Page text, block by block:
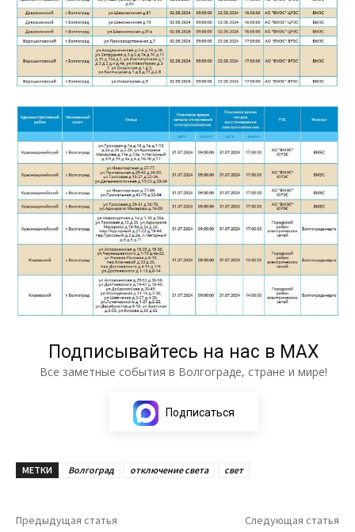
Подписывайтесь на нас в МАХ
Все заметные события в Волгограде, стране и мире!
Подписаться
МЕТКИ Волгоград отключение света свет
Предыдущая статья Следующая статья